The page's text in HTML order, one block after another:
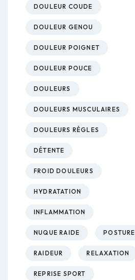
DOULEUR COUDE
DOULEUR GENOU
DOULEUR POIGNET
DOULEUR POUCE
DOULEURS
DOULEURS MUSCULAIRES
DOULEURS RÈGLES
DÉTENTE
FROID DOULEURS
HYDRATATION
INFLAMMATION
NUQUE RAIDE POSTURE
RAIDEUR RELAXATION
REPRISE SPORT